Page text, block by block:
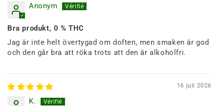
Anonym
Bra produkt, 0 % THC
Jag är inte helt övertygad om doften, men smaken är god
och den går bra att röka trots att den är alkoholfri.
16 juli 2026
K.